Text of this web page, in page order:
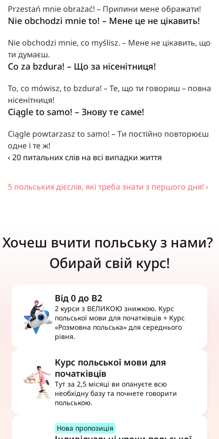
Przestań mnie obrażać! – Припини мене ображати!
Nie obchodzi mnie to! – Мене це не цікавить!
Nie obchodzi mnie, co myślisz. – Мене не цікавить, що
ти думаєш.
Co za bzdura! – Що за нісенітниця!
To, co mówisz, to bzdura! – Те, що ти говориш – повна
нісенітниця!
Ciągle to samo! – Знову те саме!
Ciągle powtarzasz to samo! – Ти постійно повторюєш
одне і те ж!
‹ 20 питальних слів на всі випадки життя
5 польських дієслів, які треба знати з першого дня! ›
Хочеш вчити польську з нами?
Обирай свій курс!
Від 0 до B2
2 курси з ВЕЛИКОЮ знижкою. Курс
польської мови для початківців + Курс
«Розмовна польська» для середнього
рівня.
Курс польської мови для
початківців
Тут за 2,5 місяці ви опануєте всю
необхідну базу та почнете говорити
польською.
Нова пропозиція